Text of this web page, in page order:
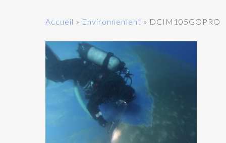
Accueil » Environnement » DCIM105GOPRO